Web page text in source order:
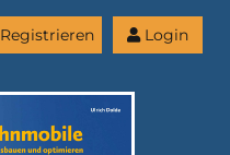
Login
Registrieren